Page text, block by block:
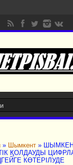
» Шымкент »
ҚОЛДАУДЫ
КӨТЕРІЛУДЕ